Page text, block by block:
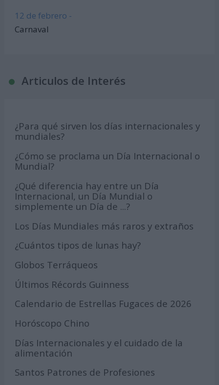
12 de febrero -
Carnaval
Articulos de Interés
¿Para qué sirven los días internacionales y
mundiales?
¿Cómo se proclama un Día Internacional o
Mundial?
¿Qué diferencia hay entre un Día
Internacional, un Día Mundial o
simplemente un Día de ...?
Los Días Mundiales más raros y extraños
¿Cuántos tipos de lunas hay?
Globos Terráqueos
Últimos Récords Guinness
Calendario de Estrellas Fugaces de 2026
Horóscopo Chino
Días Internacionales y el cuidado de la
alimentación
Santos Patrones de Profesiones